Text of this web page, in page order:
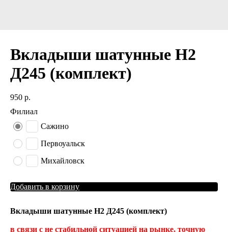
Вкладыши шатунные Н2
Д245 (комплект)
950 р.
Филиал
Сажино
Первоуальск
Михайловск
Добавить в корзину
Вкладыши шатунные Н2 Д245 (комплект)
в связи с не стабильной ситуацией на рынке, точную